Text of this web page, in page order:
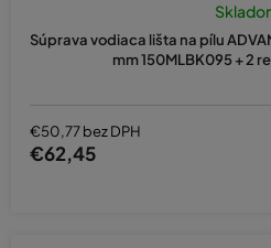
Súprava vodiaca lišta na pílu
mm 150MLBK095 + 2
€50,77 bez DPH
€62,45